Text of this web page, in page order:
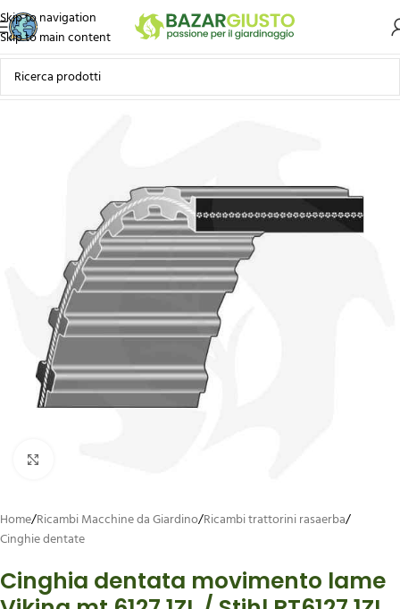
Skip to navigation
Skip to main content
Home/Ricambi Macchine da Giardino/Ricambi trattorini rasaerba/
Cinghie dentate
Cinghia dentata movimento lame